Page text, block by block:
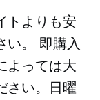
トよりも安
い。 即購入
よっては大
さい。日曜